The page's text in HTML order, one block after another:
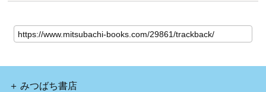
みつばち書店